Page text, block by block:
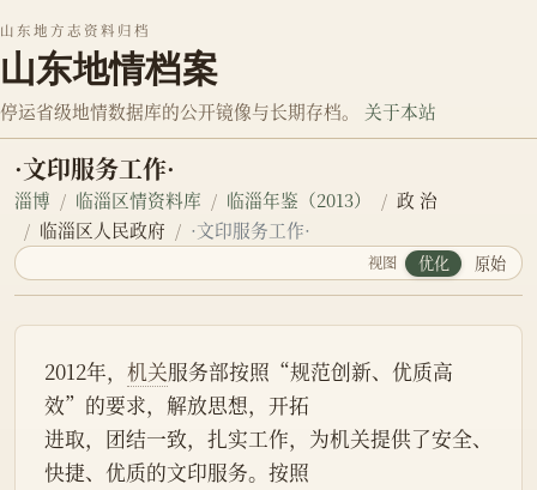
山东地方志资料归档
山东地情档案
停运省级地情数据库的公开镜像与长期存档。 关于本站
·文印服务工作·
淄博 临淄区情资料库 临淄年鉴（2013）
政 治
临淄区人民政府
·文印服务工作·
视图 优化 原始
2012年， 机关服务部按照“规范创新、优质高
效”的要求，解放思想，开拓
进取，团结一致，扎实工作，为机关提供了安全、
快捷、优质的文印服务。按照